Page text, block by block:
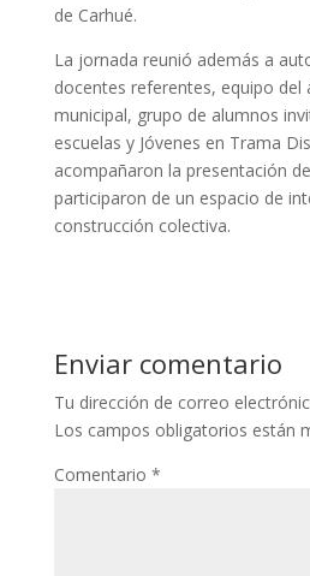
de Carhué.
La jornada reunió además a
docentes referentes, equipo del
municipal, grupo de alumnos
escuelas y Jóvenes en Trama
acompañaron la presentación
participaron de un espacio de
construcción colectiva.
Enviar comentario
Tu dirección de correo
Los campos obligatorios están
Comentario *